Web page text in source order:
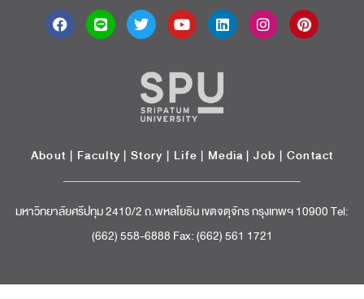
About | Faculty | Story | Life | Media |Job | Contact
มหาวิทยาลัยศรีปทุม 2410/2 ถ.พหลโยธิน เขตจตุจักร กรุงเทพฯ 10900 Tel:
(662) 558-6888 Fax: (662) 561 1721